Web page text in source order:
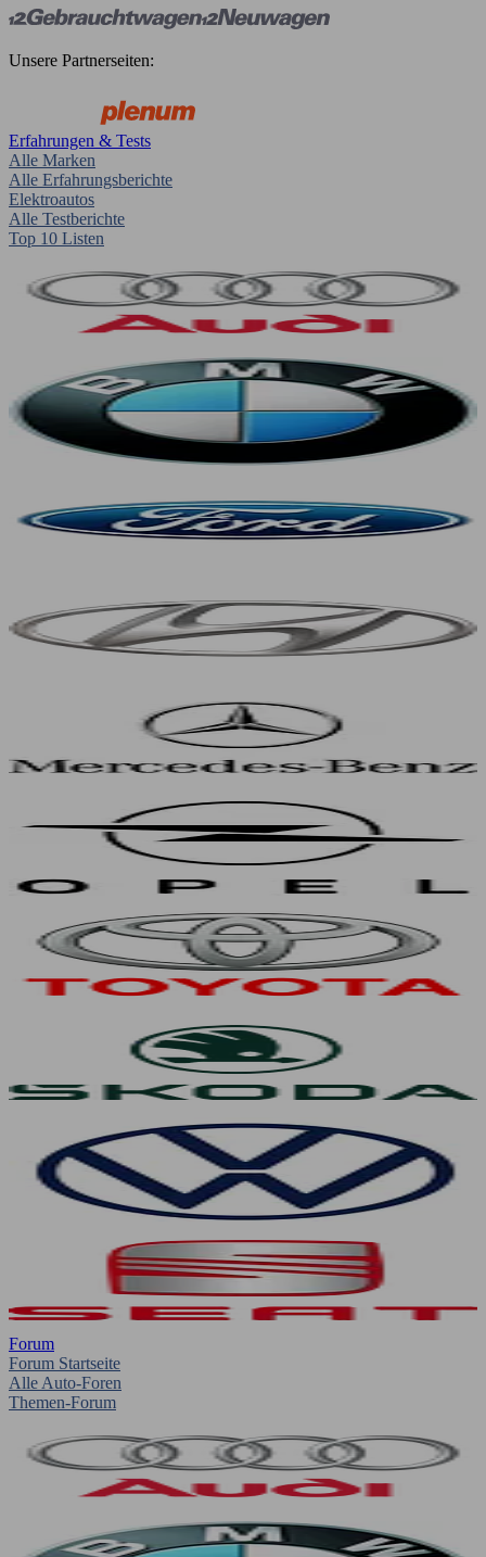
Unsere Partnerseiten:
Erfahrungen & Tests
Alle Marken
Alle Erfahrungsberichte
Elektroautos
Alle Testberichte
Top 10 Listen
Forum
Forum Startseite
Alle Auto-Foren
Themen-Forum